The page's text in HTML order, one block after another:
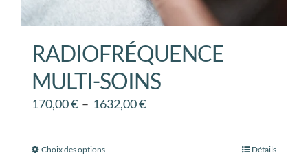
RADIOFRÉQUENCE
MULTI-SOINS
170,00€ – 1632,00€Plage
prix :
Choix des optionsCe
Détails